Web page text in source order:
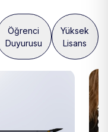
Öğrenci
Duyurusu
Yüksek
Lisans